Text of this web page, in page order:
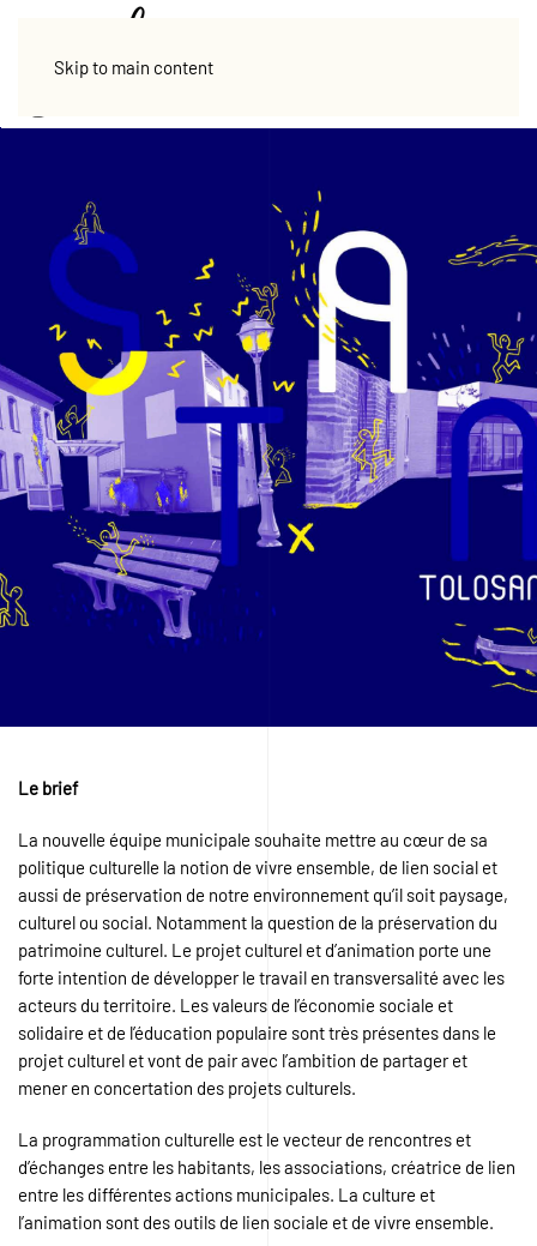
Skip to main content
Le brief
La nouvelle équipe municipale souhaite mettre au cœur de sa
politique culturelle la notion de vivre ensemble, de lien social et
aussi de préservation de notre environnement qu’il soit paysage,
culturel ou social. Notamment la question de la préservation du
patrimoine culturel. Le projet culturel et d’animation porte une
forte intention de développer le travail en transversalité avec les
acteurs du territoire. Les valeurs de l’économie sociale et
solidaire et de l’éducation populaire sont très présentes dans le
projet culturel et vont de pair avec l’ambition de partager et
mener en concertation des projets culturels.
La programmation culturelle est le vecteur de rencontres et
d’échanges entre les habitants, les associations, créatrice de lien
entre les différentes actions municipales. La culture et
l’animation sont des outils de lien sociale et de vivre ensemble.